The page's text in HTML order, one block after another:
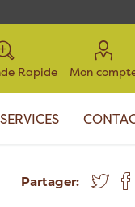
Rapide Mon
SERVICES
Partager: